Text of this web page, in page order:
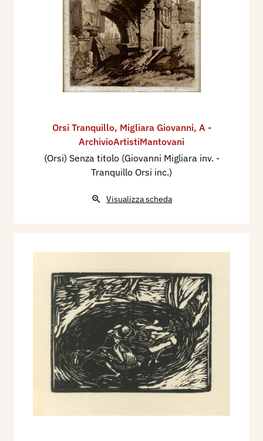
Orsi Tranquillo, Migliara Giovanni, A -
ArchivioArtistiMantovani
(Orsi) Senza titolo (Giovanni Migliara inv. -
Tranquillo Orsi inc.)
Visualizza scheda